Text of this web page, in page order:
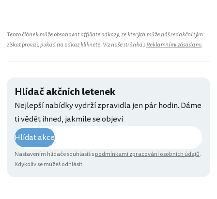
Tento článek může obsahovat affiliate odkazy, ze kterých může náš redakční tým
získat provizi, pokud na odkaz kliknete. Viz naše stránka sReklamními zásadami.
Hlídač akčních letenek
Nejlepší nabídky vydrží zpravidla jen pár hodin. Dáme
ti vědět ihned, jakmile se objeví
Hlídat akce
Nastavením hlídače souhlasíš spodmínkami zpracování osobních údajů.
Kdykoliv se můžeš odhlásit.